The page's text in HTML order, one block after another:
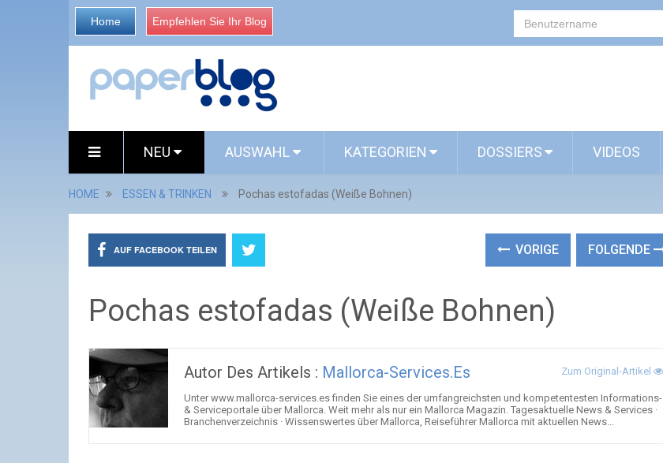
Home Empfehlen Sie Ihr Blog
NEU AUSWAHL KATEGORIEN DOSSIERS VIDEOS
HOME ESSEN & TRINKEN Pochas estofadas (Weiße Bohnen)
AUF FACEBOOK TEILEN VORIGE FOLGENDE
Pochas estofadas (Weiße Bohnen)
Autor Des Artikels : Mallorca-Services.es Zum Original-Artikel
Unter www.mallorca-services.es finden Sie eines der umfangreichsten und kompetentesten Informations-
& Serviceportale über Mallorca. Weit mehr als nur ein Mallorca Magazin. Tagesaktuelle News & Services ·
Branchenverzeichnis · Wissenswertes über Mallorca, Reiseführer Mallorca mit aktuellen News...